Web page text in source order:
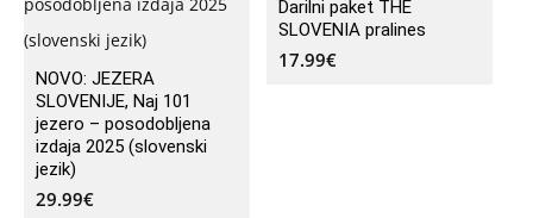
NOVO: JEZERA
SLOVENIJE, Naj 101
jezero – posodobljena
izdaja 2025 (slovenski
jezik)
29.99€
Darilni paket THE
SLOVENIA pralines
17.99€